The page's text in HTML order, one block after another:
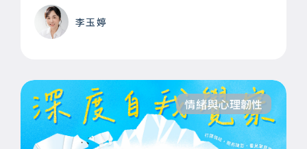
李玉婷
情緒與心理韌性